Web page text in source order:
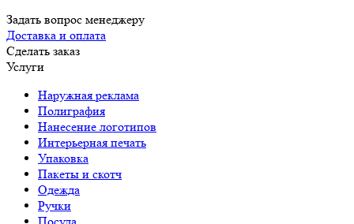
Задать вопрос менеджеру
Доставка и оплата
Сделать заказ
Услуги
Наружная реклама
Полиграфия
Нанесение логотипов
Интерьерная печать
Упаковка
Пакеты и скотч
Одежда
Ручки